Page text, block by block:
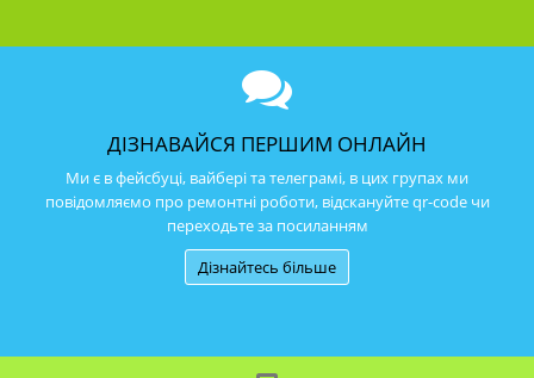
ДІЗНАВАЙСЯ ПЕРШИМ ОНЛАЙН
Ми є в фейсбуці, вайбері та телеграмі, в цих групах ми
повідомляємо про ремонтні роботи, відскануйте qr-code чи
переходьте за посиланням
Дізнайтесь більше